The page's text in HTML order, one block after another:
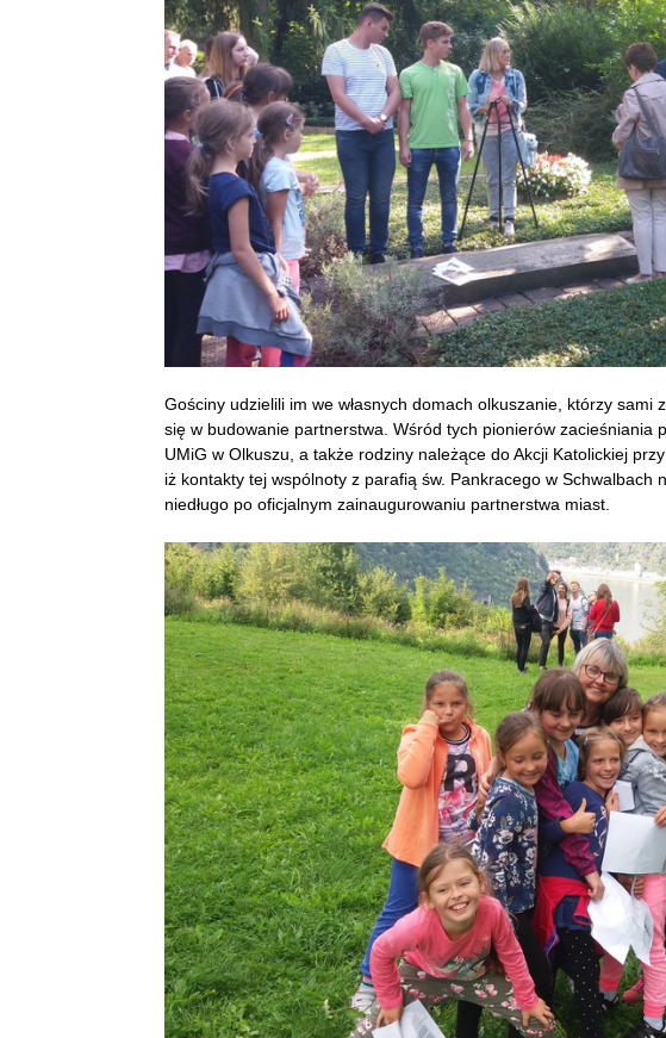
Gościny udzielili im we własnych domach olkuszanie, którzy sami
się w budowanie partnerstwa. Wśród tych pionierów zacieśniania
UMiG w Olkuszu, a także rodziny należące do Akcji Katolickiej
iż kontakty tej wspólnoty z parafią św. Pankracego w Schwalbach
niedługo po oficjalnym zainaugurowaniu partnerstwa miast.